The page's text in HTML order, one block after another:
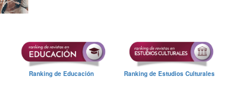
Ranking de Educación Ranking de Estudios Culturales